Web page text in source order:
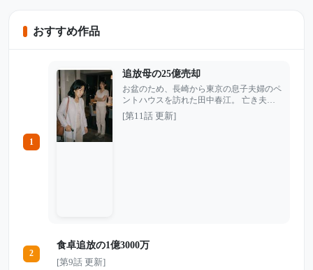
おすすめ作品
1
追放母の25億売却
お盆のため、長崎から東京の息子夫婦のペ
ントハウスを訪れた田中春江。 亡き夫に
手を合わせ、息子の好物を詰めた重箱を抱
え、半日かけて上京した彼女を待っていた
20年以上連絡を取っていなかった“ある人
[第11話 更新]
2
食卓追放の1億3000万
[第9話 更新]